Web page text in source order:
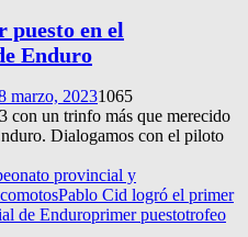
en el
Enduro
marzo, 20231065
con un trinfo más que merecido
Dialogamos con el piloto
provincial y
motosPablo Cid logró el primer
de Enduroprimer puestotrofeo